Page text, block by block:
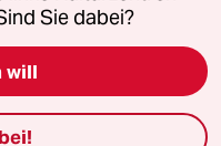
Impressum AGB
(Ads)
Sie dabei?
will